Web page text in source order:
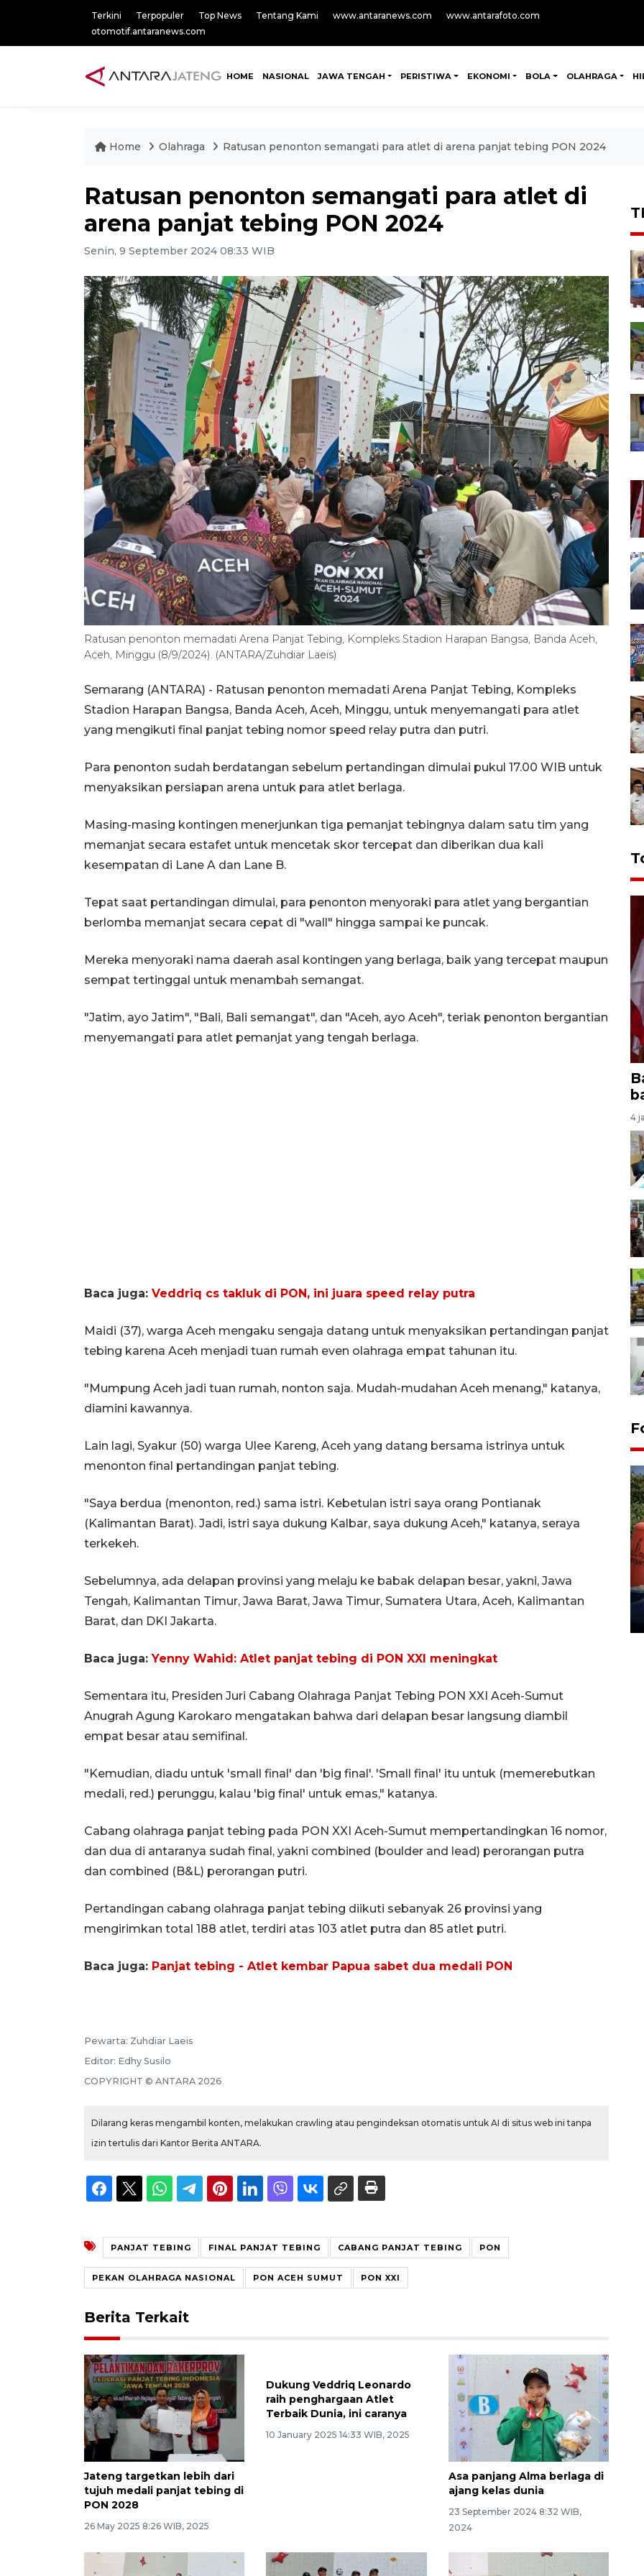
Terkini Terpopuler Top News Tentang Kami www.antaranews.com
www.antarafoto.com
otomotif.antaranews.com
HOME NASIONAL JAWA TENGAH PERISTIWA EKONOMI BOLA OLAHRAGA
Home Olahraga Ratusan penonton semangati para atlet di arena panjat tebing PON 2024
Ratusan penonton semangati para atlet di
arena panjat tebing PON 2024
Senin, 9 September 2024 08:33 WIB
Ratusan penonton memadati Arena Panjat Tebing, Kompleks Stadion Harapan Bangsa, Banda Aceh,
Aceh, Minggu (8/9/2024). (ANTARA/Zuhdiar Laeis)
Semarang (ANTARA) - Ratusan penonton memadati Arena Panjat Tebing, Kompleks
Stadion Harapan Bangsa, Banda Aceh, Aceh, Minggu, untuk menyemangati para atlet
yang mengikuti final panjat tebing nomor speed relay putra dan putri.
Para penonton sudah berdatangan sebelum pertandingan dimulai pukul 17.00 WIB untuk
menyaksikan persiapan arena untuk para atlet berlaga.
Masing-masing kontingen menerjunkan tiga pemanjat tebingnya dalam satu tim yang
memanjat secara estafet untuk mencetak skor tercepat dan diberikan dua kali
kesempatan di Lane A dan Lane B.
Tepat saat pertandingan dimulai, para penonton menyoraki para atlet yang bergantian
berlomba memanjat secara cepat di "wall" hingga sampai ke puncak.
Mereka menyoraki nama daerah asal kontingen yang berlaga, baik yang tercepat maupun
sempat tertinggal untuk menambah semangat.
"Jatim, ayo Jatim", "Bali, Bali semangat", dan "Aceh, ayo Aceh", teriak penonton bergantian
menyemangati para atlet pemanjat yang tengah berlaga.
Baca juga: Veddriq cs takluk di PON, ini juara speed relay putra
Maidi (37), warga Aceh mengaku sengaja datang untuk menyaksikan pertandingan panjat
tebing karena Aceh menjadi tuan rumah even olahraga empat tahunan itu.
"Mumpung Aceh jadi tuan rumah, nonton saja. Mudah-mudahan Aceh menang," katanya,
diamini kawannya.
Lain lagi, Syakur (50) warga Ulee Kareng, Aceh yang datang bersama istrinya untuk
menonton final pertandingan panjat tebing.
"Saya berdua (menonton, red.) sama istri. Kebetulan istri saya orang Pontianak
(Kalimantan Barat). Jadi, istri saya dukung Kalbar, saya dukung Aceh," katanya, seraya
terkekeh.
Sebelumnya, ada delapan provinsi yang melaju ke babak delapan besar, yakni, Jawa
Tengah, Kalimantan Timur, Jawa Barat, Jawa Timur, Sumatera Utara, Aceh, Kalimantan
Barat, dan DKI Jakarta.
Baca juga:Yenny Wahid: Atlet panjat tebing di PON XXI meningkat
Sementara itu, Presiden Juri Cabang Olahraga Panjat Tebing PON XXI Aceh-Sumut
Anugrah Agung Karokaro mengatakan bahwa dari delapan besar langsung diambil
empat besar atau semifinal.
"Kemudian, diadu untuk 'small final' dan 'big final'. 'Small final' itu untuk (memerebutkan
medali, red.) perunggu, kalau 'big final' untuk emas," katanya.
Cabang olahraga panjat tebing pada PON XXI Aceh-Sumut mempertandingkan 16 nomor,
dan dua di antaranya sudah final, yakni combined (boulder and lead) perorangan putra
dan combined (B&L) perorangan putri.
Pertandingan cabang olahraga panjat tebing diikuti sebanyak 26 provinsi yang
mengirimkan total 188 atlet, terdiri atas 103 atlet putra dan 85 atlet putri.
Baca juga: Panjat tebing - Atlet kembar Papua sabet dua medali PON
Pewarta: Zuhdiar Laeis
Editor: Edhy Susilo
COPYRIGHT © ANTARA 2026
Dilarang keras mengambil konten, melakukan crawling atau pengindeksan otomatis untuk AI di situs web ini tanpa
izin tertulis dari Kantor Berita ANTARA.
PANJAT TEBING FINAL PANJAT TEBING CABANG PANJAT TEBING PON
PEKAN OLAHRAGA NASIONAL PON ACEH SUMUT PON XXI
Berita Terkait
Jateng targetkan lebih dari
tujuh medali panjat tebing di
PON 2028
26 May 2025 8:26 WIB, 2025
Dukung Veddriq Leonardo
raih penghargaan Atlet
Terbaik Dunia, ini caranya
10 January 2025 14:33 WIB, 2025
Asa panjang Alma berlaga di
ajang kelas dunia
23 September 2024 8:32 WIB,
2024
4
Waduk Delingan Karanganyar
menyusut